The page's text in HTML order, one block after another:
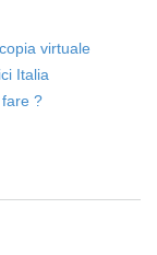
virtuale
Italia
?